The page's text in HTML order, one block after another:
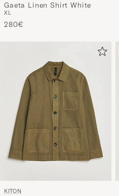
Gaeta Linen Shirt White
XL
280€
KITON